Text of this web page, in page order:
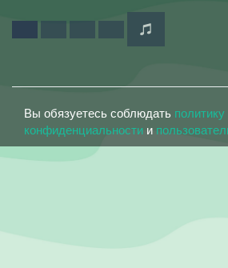
Вы обязуетесь соблюдать политику
конфиденциальности и